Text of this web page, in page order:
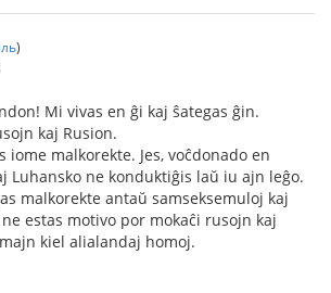
)
Mi vivas en ĝi kaj ŝategas ĝin.
kaj Rusion.
iome malkorekte. Jes, voĉdonado en
Luhansko ne konduktiĝis laŭ iu ajn leĝo.
malkorekte antaŭ samseksemuloj kaj
estas motivo por mokaĉi rusojn kaj
kiel alialandaj homoj.